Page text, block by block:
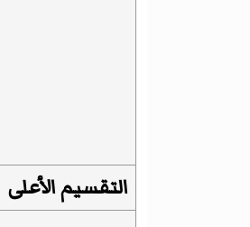
التقسيم الأعلى